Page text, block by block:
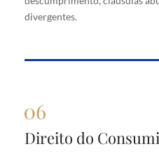
divergentes.
Direito doDireito do